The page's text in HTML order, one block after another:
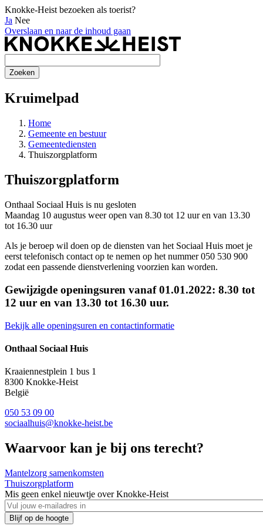
Knokke-Heist bezoeken als toerist?
Ja Nee
Overslaan en naar de inhoud gaan
Kruimelpad
Home
Gemeente en bestuur
Gemeentediensten
Thuiszorgplatform
Thuiszorgplatform
Onthaal Sociaal Huis is nu gesloten
Maandag 10 augustus weer open van 8.30 tot 12 uur en van 13.30
tot 16.30 uur
Als je beroep wil doen op de diensten van het Sociaal Huis moet je
eerst telefonisch contact op te nemen op het nummer 050 530 900
zodat een passende dienstverlening voorzien kan worden.
Gewijzigde openingsuren vanaf 01.01.2022: 8.30 tot
12 uur en van 13.30 tot 16.30 uur.
Bekijk alle openingsuren en contactinformatie
Onthaal Sociaal Huis
Kraaiennestplein 1 bus 1
8300 Knokke-Heist
België
050 53 09 00
sociaalhuis@knokke-heist.be
Waarvoor kan je bij ons terecht?
Mantelzorg samenkomsten
Thuiszorgplatform
Mis geen enkel nieuwtje over Knokke-Heist